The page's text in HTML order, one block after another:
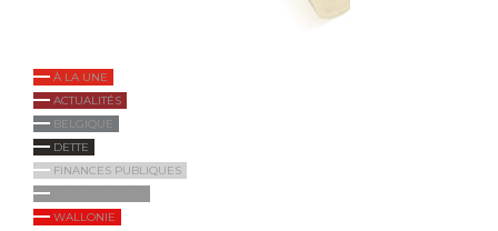
À LA UNE
ACTUALITÉS
BELGIQUE
DETTE
FINANCES PUBLIQUES
WALLONIE